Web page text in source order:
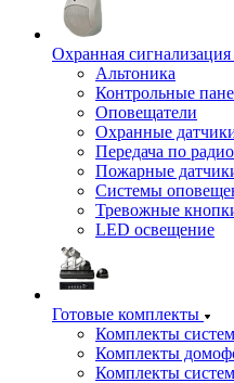
Охранная сигнализация
Альтоника
Контрольные
Оповещатели
Охранные
Передача по
Пожарные
Системы
Тревожные
LED освещение
Готовые комплекты
Комплекты
Комплекты
Комплекты